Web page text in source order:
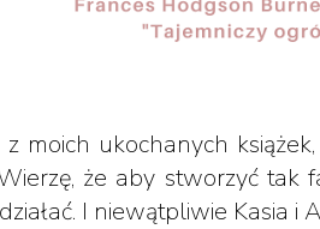
moich ukochanych
że aby stworzyć tak
I niewątpliwie Kasia i